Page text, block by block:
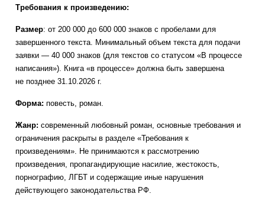
Требования к произведению:
Размер: от 200 000 до 600 000 знаков с пробелами для
завершенного текста. Минимальный объем текста для подачи
заявки — 40 000 знаков (для текстов со статусом «В процессе
написания»). Книга «в процессе» должна быть завершена
не позднее 31.10.2026 г.
Форма:повесть, роман.
Жанр: современный любовный роман, основные требования и
ограничения раскрыты в разделе «Требования к
произведениям». Не принимаются к рассмотрению
произведения, пропагандирующие насилие, жестокость,
порнографию, ЛГБТ и содержащие иные нарушения
действующего законодательства РФ.